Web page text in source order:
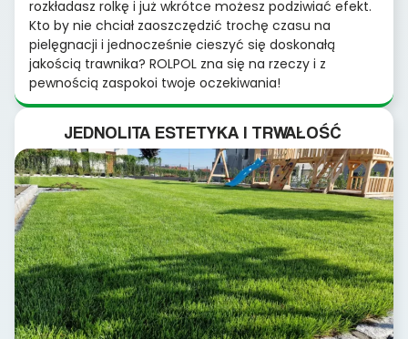
rozkładasz rolkę i już wkrótce możesz podziwiać efekt.
Kto by nie chciał zaoszczędzić trochę czasu na
pielęgnacji i jednocześnie cieszyć się doskonałą
jakością trawnika? ROLPOL zna się na rzeczy i z
pewnością zaspokoi twoje oczekiwania!
JEDNOLITA ESTETYKA I TRWAŁOŚĆ